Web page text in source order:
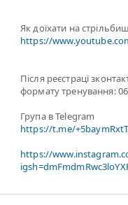
Як доїхати на
https://
Після реєстрацї
формату тренування:
Група в Telegram
https://t.me/
https://